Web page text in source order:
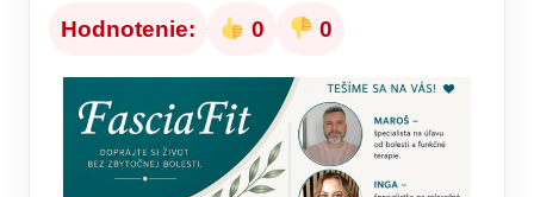
Hodnotenie: 0 0